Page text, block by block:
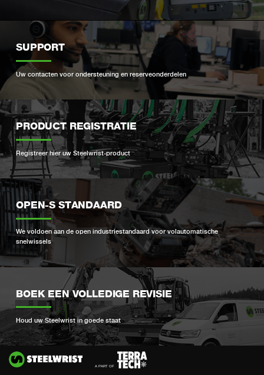
SUPPORT
Uw contacten voor ondersteuning en reserveonderdelen
PRODUCT REGISTRATIE
Registreer hier uw Steelwrist-product
OPEN-S STANDAARD
We voldoen aan de open industriestandaard voor volautomatische
snelwissels
BOEK EEN VOLLEDIGE REVISIE
Houd uw Steelwrist in goede staat